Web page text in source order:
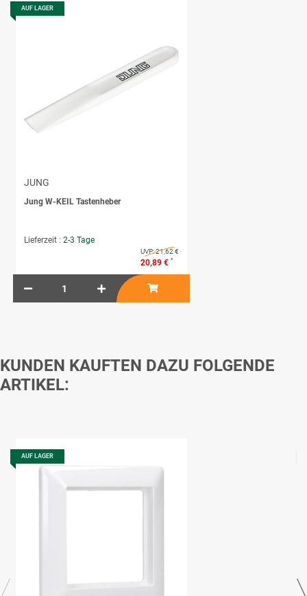
AUF LAGER
JUNG
Jung W-KEIL Tastenheber
Lieferzeit : 2-3 Tage
UVP:21,62 €
20,89 € *
KUNDEN KAUFTEN DAZU FOLGENDE
ARTIKEL:
AUF LAGER